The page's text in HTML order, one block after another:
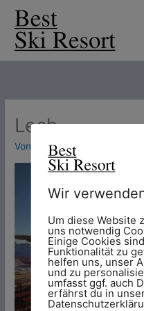
Zum
Inhalt
springen
Lech
Von Chris / 4. Januar 2016
Wir
Um diese Website
uns notwendig
Einige Cookies
Funktionalität zu
helfen uns, unser
und zu
umfasst ggf. auch
erfährst du in